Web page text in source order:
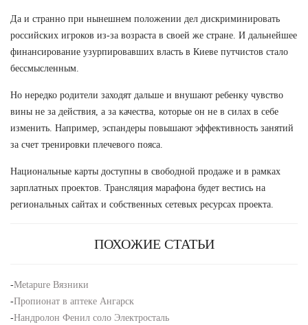
Да и странно при нынешнем положении дел дискриминировать
российских игроков из-за возраста в своей же стране. И дальнейшее
финансирование узурпировавших власть в Киеве путчистов стало
бессмысленным.
Но нередко родители заходят дальше и внушают ребенку чувство
вины не за действия, а за качества, которые он не в силах в себе
изменить. Например, эспандеры повышают эффективность занятий
за счет тренировки плечевого пояса.
Национальные карты доступны в свободной продаже и в рамках
зарплатных проектов. Трансляция марафона будет вестись на
региональных сайтах и собственных сетевых ресурсах проекта.
ПОХОЖИЕ СТАТЬИ
-Metapure Вязники
-Пропионат в аптеке Ангарск
-Нандролон Фенил соло Электросталь